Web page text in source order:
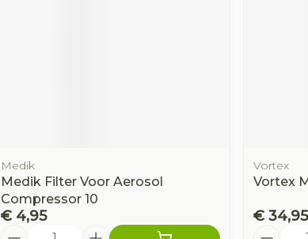
Medik
Medik Filter Voor Aerosol
Compressor 10
€ 4,95
Vortex
Vortex
€ 34,95